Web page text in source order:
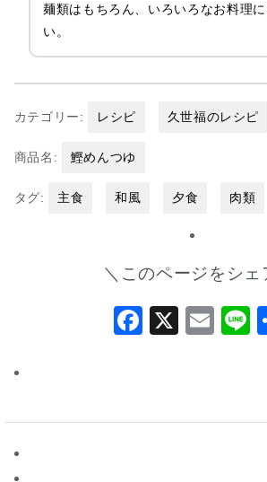
麺類はもちろん、いろいろなお料理
い。
カテゴリー: レシピ 久世福のレシピ
商品名: 鰹めんつゆ
タグ: 主食 和風 夕食 肉類
＼このページをシェ
X